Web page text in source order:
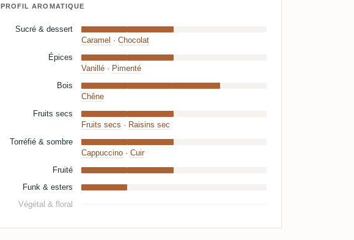
PROFIL AROMATIQUE
Sucré & dessert
Caramel · Chocolat
Épices
Vanillé· Pimenté
Bois
Chêne
Fruits secs
Fruits secs · Raisins sec
Torréfié & sombre
Cappuccino· Cuir
Fruité
Funk & esters
Végétal & floral